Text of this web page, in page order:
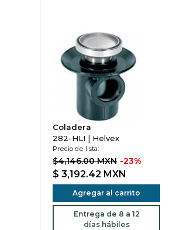
Coladera
282-HLI | Helvex
Precio de lista:
$4,146.00 MXN -23%
$ 3,192.42 MXN
Agregar al carrito
Entrega de 8 a 12
días hábiles